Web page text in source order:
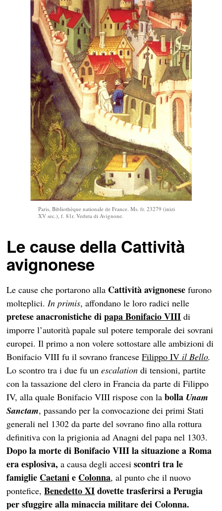
Paris, Bibliothèque nationale de France. Ms. fr. 23279 (inizi
XV sec.), f. 81r. Veduta di Avignone.
Le cause della Cattività
avignonese
Le cause che portarono alla Cattività avignonese furono
molteplici.In primis, affondano le loro radici nelle
pretese anacronistiche dipapa Bonifacio VIII di
imporre l’autorità papale sul potere temporale dei sovrani
europei. Il primo a non volere sottostare alle ambizioni di
Bonifacio VIII fu il sovrano franceseFilippo IV il Bello.
Lo scontro tra i due fu unescalationdi tensioni, partite
con la tassazione del clero in Francia da parte di Filippo
IV, alla quale Bonifacio VIII rispose con la bolla Unam
Sanctam, passando per la convocazione dei primi Stati
generali nel 1302 da parte del sovrano fino alla rottura
definitiva con la prigionia ad Anagni del papa nel 1303.
Dopo la morte di Bonifacio VIII la situazione a Roma
era esplosiva, a causa degli accesiscontri tra le
famiglie Caetanie Colonna, al punto che il nuovo
pontefice,Benedetto XIdovette trasferirsi a Perugia
per sfuggire alla minaccia militare dei Colonna.